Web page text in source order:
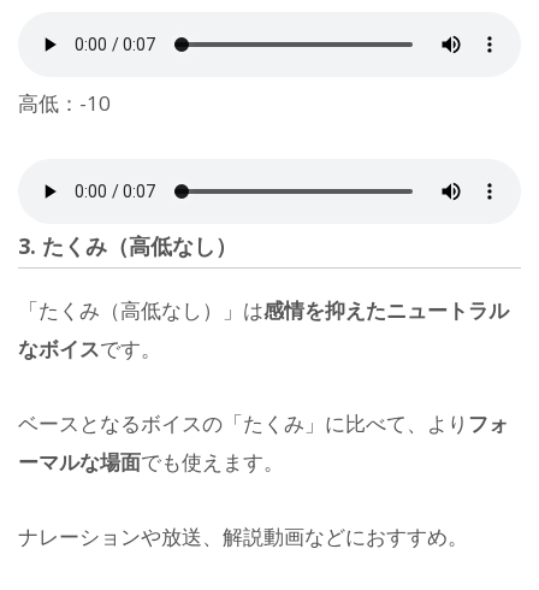
高低：-10
3. たくみ（高低なし）
「たくみ（高低なし）」は感情を抑えたニュートラル
なボイスです。
ベースとなるボイスの「たくみ」に比べて、より フォ
ーマルな場面でも使えます。
ナレーションや放送、解説動画などにおすすめ。